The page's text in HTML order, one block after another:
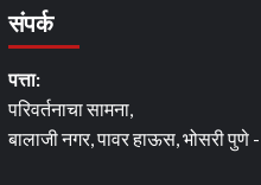
संपर्क
पत्ता:
परिवर्तनाचा सामना,
बालाजी नगर, पावर हाऊस, भोसरी